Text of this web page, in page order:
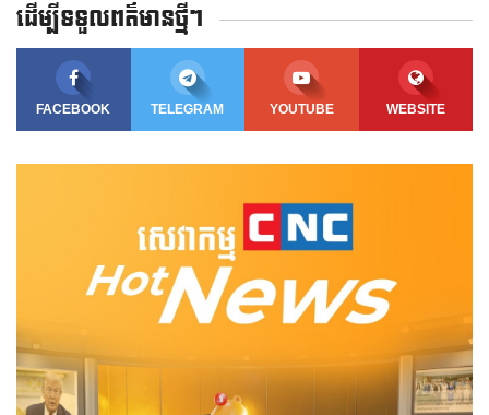
ដើម្បីទទួលពត៌មានថ្មីៗ
FACEBOOK TELEGRAM YOUTUBE WEBSITE